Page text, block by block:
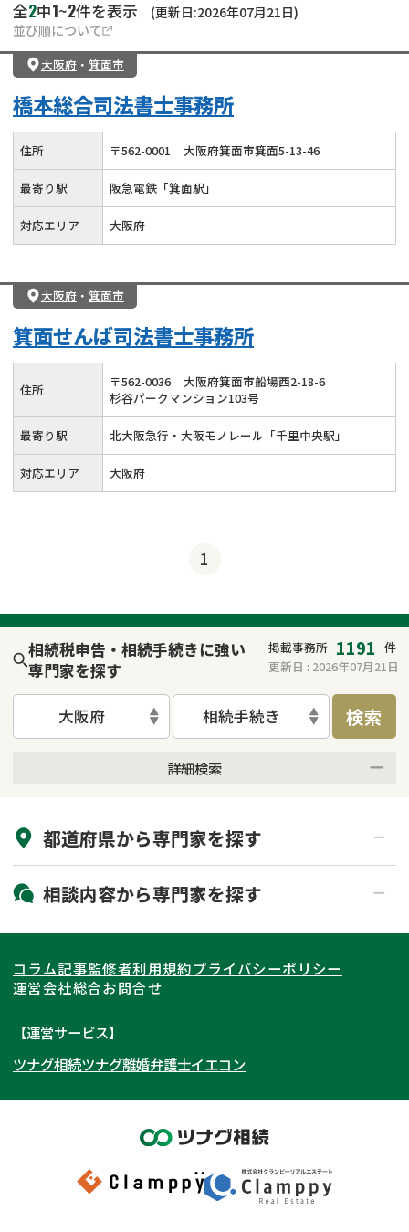
全2中1~2件を表示
(更新日:2026年07月21日)
並び順について
大阪府・ 箕面市
橋本総合司法書士事務所
住所 〒562-0001 大阪府箕面市箕面5-13-46
最寄り駅 阪急電鉄「箕面駅」
対応エリア 大阪府
大阪府・ 箕面市
箕面せんば司法書士事務所
住所 〒562-0036
大阪府箕面市船場西2-18-6
杉谷パークマンション103号
最寄り駅 北大阪急行・大阪モノレール「千里中央駅」
対応エリア 大阪府
1
相続税申告・相続手続きに強い
専門家を探す
掲載事務所 1191 件
更新日 : 2026年07月21日
大阪府 相続手続き 検索
詳細検索
初回相談無料
土日祝の相談可能
都道府県から専門家を探す
北海道・東北
北海道 青森県
岩手県 宮城県
秋田県
福島県
関東
東京都 神奈川県
埼玉県
茨城県 群馬県
東海
愛知県
岐阜県 山梨県
関西
大阪府 京都府
奈良県
和歌山県
北陸・甲信越
石川県
富山県
岡山県
九州・沖縄
相談内容から専門家を探す
相続登記
遺産分割
相続手続き
家族信託
成年後見・任意後見
相続財産調査
不動産評価(相続不動産)
相続トラブル
コラム記事監修者利用規約プライバシーポリシー
運営会社総合お問合せ
【運営サービス】
ツナグ相続ツナグ離婚弁護士イエコン